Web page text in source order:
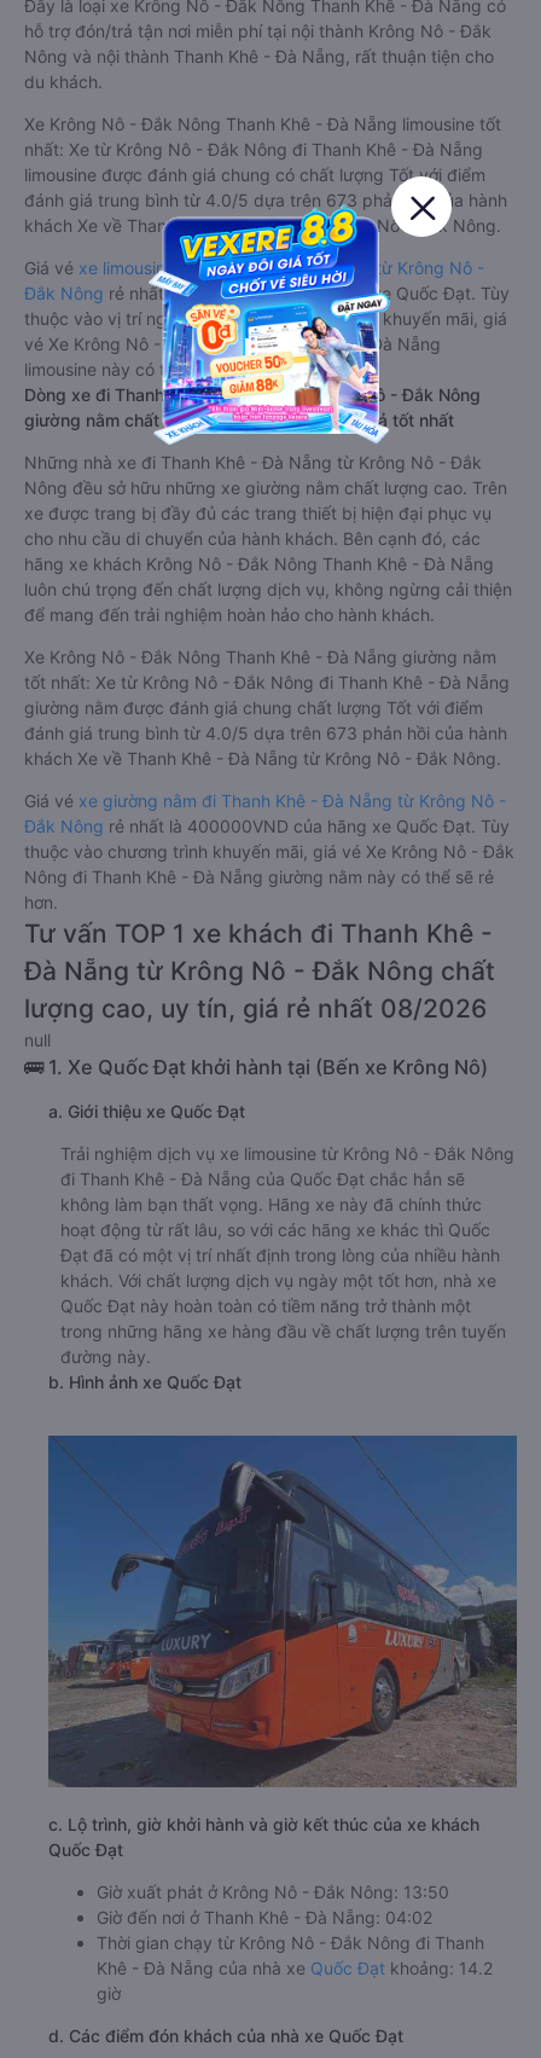
Đây là loại xe Krông Nô - Đắk Nông Thanh Khê - Đà Nẵng có
hỗ trợ đón/trả tận nơi miễn phí tại nội thành Krông Nô - Đắk
Nông và nội thành Thanh Khê - Đà Nẵng, rất thuận tiện cho
du khách.
Xe Krông Nô - Đắk Nông Thanh Khê - Đà Nẵng limousine tốt
nhất: Xe từ Krông Nô - Đắk Nông đi Thanh Khê - Đà Nẵng
limousine được đánh giá chung có chất lượng Tốt với điểm
đánh giá trung bình từ 4.0/5 dựa trên 673 phản hồi của hành
khách Xe về Thanh Khê - Đà Nẵng từ Krông Nô - Đắk Nông.
Giá vé xe limousine đi Thanh Khê - Đà Nẵng từ Krông Nô -
Đắk Nông rẻ nhất là 400000VND của hãng xe Quốc Đạt. Tùy
thuộc vào vị trí ngồi của bạn và chương trình khuyến mãi, giá
vé Xe Krông Nô - Đắk Nông đi Thanh Khê - Đà Nẵng
limousine này có thể sẽ rẻ hơn
Dòng xe đi Thanh Khê - Đà Nẵng từ Krông Nô - Đắk Nông
giường nằm chất lượng cao: Thoải mái, giá cả tốt nhất
Những nhà xe đi Thanh Khê - Đà Nẵng từ Krông Nô - Đắk
Nông đều sở hữu những xe giường nằm chất lượng cao. Trên
xe được trang bị đầy đủ các trang thiết bị hiện đại phục vụ
cho nhu cầu di chuyển của hành khách. Bên cạnh đó, các
hãng xe khách Krông Nô - Đắk Nông Thanh Khê - Đà Nẵng
luôn chú trọng đến chất lượng dịch vụ, không ngừng cải thiện
để mang đến trải nghiệm hoàn hảo cho hành khách.
Xe Krông Nô - Đắk Nông Thanh Khê - Đà Nẵng giường nằm
tốt nhất: Xe từ Krông Nô - Đắk Nông đi Thanh Khê - Đà Nẵng
giường nằm được đánh giá chung chất lượng Tốt với điểm
đánh giá trung bình từ 4.0/5 dựa trên 673 phản hồi của hành
khách Xe về Thanh Khê - Đà Nẵng từ Krông Nô - Đắk Nông.
Giá vé xe giường nằm đi Thanh Khê - Đà Nẵng từ Krông Nô -
Đắk Nông rẻ nhất là 400000VND của hãng xe Quốc Đạt. Tùy
thuộc vào chương trình khuyến mãi, giá vé Xe Krông Nô - Đắk
Nông đi Thanh Khê - Đà Nẵng giường nằm này có thể sẽ rẻ
hơn.
Tư vấn TOP 1 xe khách đi Thanh Khê -
Đà Nẵng từ Krông Nô - Đắk Nông chất
lượng cao, uy tín, giá rẻ nhất 08/2026
null
🚌 1. Xe Quốc Đạt khởi hành tại (Bến xe Krông Nô)
a. Giới thiệu xe Quốc Đạt
Trải nghiệm dịch vụ xe limousine từ Krông Nô - Đắk Nông
đi Thanh Khê - Đà Nẵng của Quốc Đạt chắc hẳn sẽ
không làm bạn thất vọng. Hãng xe này đã chính thức
hoạt động từ rất lâu, so với các hãng xe khác thì Quốc
Đạt đã có một vị trí nhất định trong lòng của nhiều hành
khách. Với chất lượng dịch vụ ngày một tốt hơn, nhà xe
Quốc Đạt này hoàn toàn có tiềm năng trở thành một
trong những hãng xe hàng đầu về chất lượng trên tuyến
đường này.
b. Hình ảnh xe Quốc Đạt
c. Lộ trình, giờ khởi hành và giờ kết thúc của xe khách
Quốc Đạt
Giờ xuất phát ở Krông Nô - Đắk Nông: 13:50
Giờ đến nơi ở Thanh Khê - Đà Nẵng: 04:02
Thời gian chạy từ Krông Nô - Đắk Nông đi Thanh
Khê - Đà Nẵng của nhà xe Quốc Đạt khoảng: 14.2
giờ
d. Các điểm đón khách của nhà xe Quốc Đạt